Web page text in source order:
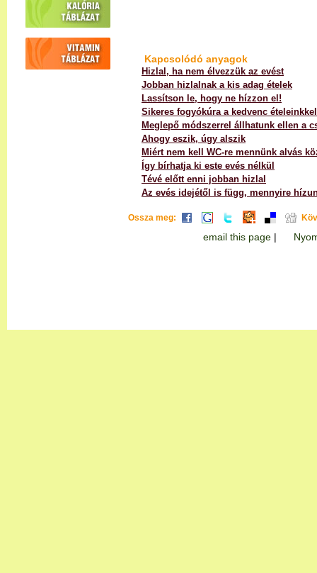
PSZICHOLÓGIA
SZENVEDÉLY-
BETEGSÉGEK
SZTÁR-ÉLETMÓDI
KÜLÖNÖS SORSOK
Kapcsolódó anyagok
Hizlal, ha nem élvezzük az evést
Jobban hizlalnak a kis adag ételek
Lassítson le, hogy ne hízzon el!
Sikeres fogyókúra a kedvenc
Meglepő módszerrel állhatunk ellen a
Ahogy eszik, úgy alszik
Miért nem kell WC-re mennünk alvás
Így bírhatja ki este evés nélkül
Tévé előtt enni jobban hizlal
Az evés idejétől is függ, mennyire
Ossza meg:
email this page |